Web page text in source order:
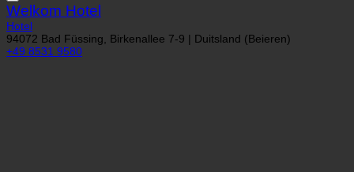
Welkom Hotel
Hotel
94072 Bad Füssing, Birkenallee 7-9 | Duitsland (Beieren)
+49 8531 9580